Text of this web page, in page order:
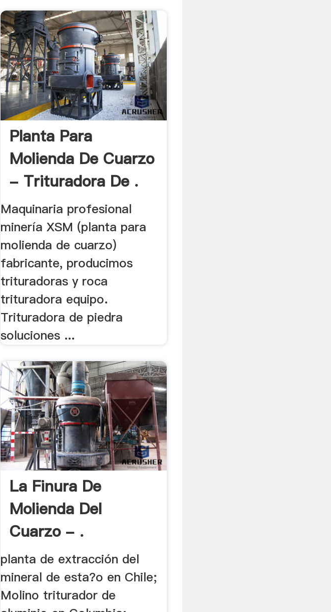
Planta Para
Molienda De Cuarzo
- Trituradora De .
Maquinaria profesional
minería XSM (planta para
molienda de cuarzo)
fabricante, producimos
trituradoras y roca
trituradora equipo.
Trituradora de piedra
soluciones ...
La Finura De
Molienda Del
Cuarzo - .
planta de extracción del
mineral de esta?o en Chile;
Molino triturador de